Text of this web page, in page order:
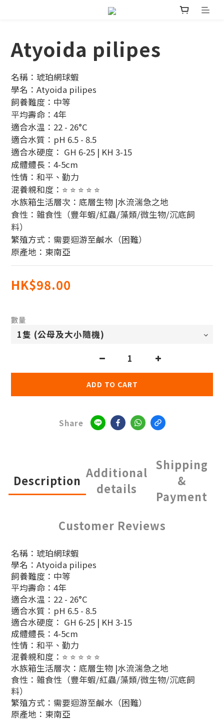
Atyoida pilipes
名稱：琥珀網球蝦
學名：Atyoida pilipes
飼養難度：中等
平均壽命：4年
適合水温：22 - 26°C
適合水質：pH 6.5 - 8.5
適合水硬度： GH 6-25 | KH 3-15
成體體長：4-5cm
性情：和平、勤力
混養親和度：⭐ ⭐ ⭐ ⭐ ⭐
水族箱生活層次：底層生物 |水流湍急之地
食性：雜食性（豐年蝦/紅蟲/藻類/微生物/沉底飼
料）
繁殖方式：需要迴游至鹹水（困難）
原產地：東南亞
HK$98.00
數量
ADD TO CART
Share
Description
Additional
details
Shipping
&
Payment
Customer Reviews
名稱：琥珀網球蝦
學名：Atyoida pilipes
飼養難度：中等
平均壽命：4年
適合水温：22 - 26°C
適合水質：pH 6.5 - 8.5
適合水硬度： GH 6-25 | KH 3-15
成體體長：4-5cm
性情：和平、勤力
混養親和度：⭐ ⭐ ⭐ ⭐ ⭐
水族箱生活層次：底層生物 |水流湍急之地
食性：雜食性（豐年蝦/紅蟲/藻類/微生物/沉底飼
料）
繁殖方式：需要迴游至鹹水（困難）
原產地：東南亞